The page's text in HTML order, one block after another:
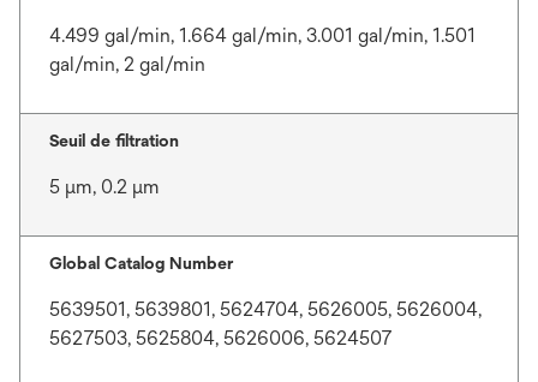
4.499 gal/min, 1.664 gal/min, 3.001 gal/min, 1.501
gal/min, 2 gal/min
Seuil de filtration
5 μm, 0.2 μm
Global Catalog Number
5639501, 5639801, 5624704, 5626005, 5626004,
5627503, 5625804, 5626006, 5624507